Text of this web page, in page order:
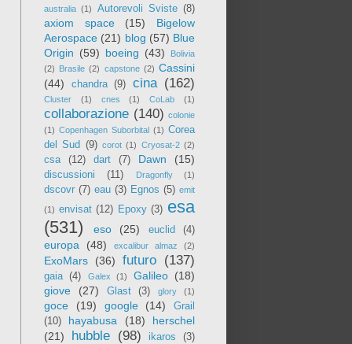
australia (1) Autorevoli Sviste (8)
axiom space (15)
Bigelow
Aerospace (21) blog (57) Blue
Origin (59) boeing (43)
Bolivia
(2) Brasile (2) capstone (2) Cassini
(44)
chandra (9) cina (162)
Cluster (1) cnes (1) CoLab (1)
collaborazione (140) colonie
(1) Copenhagen Suborbital (1) Corea
del Sud (9) corot (1) Cryosat-2 (2)
csa (12) dart (7) Dawn (15)
discussioni (11) Dragonfly (1)
dscovr (7) eau (3) Egnos (5) emit
(1) envisat (12) Epoxy (3) esa
(531)
eso (25) euclid (4)
europa (48) excalibur almaz (2)
ExoMars (36) futuro (137)
gaia (4) Galex (1) Galileo (18)
giove
(27) Glast (3) glory (1)
goce (19) google (14)
Grail
(10)
hayabusa (18)
herschel
(21)
hubble (98) ikaros (3)